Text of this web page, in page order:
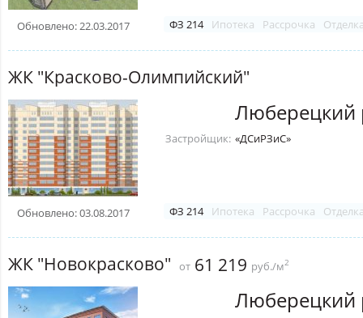
Обновлено: 22.03.2017 ФЗ 214 Ипотека Рассрочка
ЖК "Красково-Олимпийский"
Обновлено: 03.08.2017
Люберецкий
Застройщик: «ДСиРЗиС»
ФЗ 214 Ипотека Рассрочка
ЖК "Новокрасково" от 61 219 руб./м2
Люберецкий